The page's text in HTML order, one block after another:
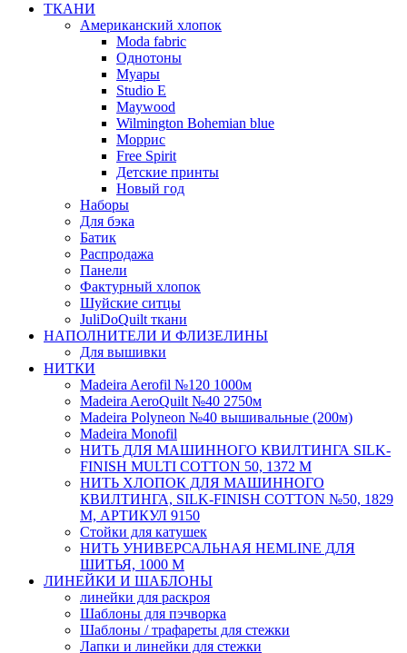
ТКАНИ
Американский хлопок
Moda fabric
Однотоны
Муары
Studio E
Maywood
Wilmington Bohemian blue
Моррис
Free Spirit
Детские принты
Новый год
Наборы
Для бэка
Батик
Распродажа
Панели
Фактурный хлопок
Шуйские ситцы
JuliDoQuilt ткани
НАПОЛНИТЕЛИ И ФЛИЗЕЛИНЫ
Для вышивки
НИТКИ
Madeira Aerofil №120 1000м
Madeira AeroQuilt №40 2750м
Madeira Polyneon №40 вышивальные (200м)
Мadeira Monofil
НИТЬ ДЛЯ МАШИННОГО КВИЛТИНГА SILK-
FINISH MULTI COTTON 50, 1372 М
НИТЬ ХЛОПОК ДЛЯ МАШИННОГО
КВИЛТИНГА, SILK-FINISH COTTON №50, 1829
М, АРТИКУЛ 9150
Стойки для катушек
НИТЬ УНИВЕРСАЛЬНАЯ HEMLINE ДЛЯ
ШИТЬЯ, 1000 М
ЛИНЕЙКИ И ШАБЛОНЫ
линейки для раскроя
Шаблоны для пэчворка
Шаблоны / трафареты для стежки
Лапки и линейки для стежки